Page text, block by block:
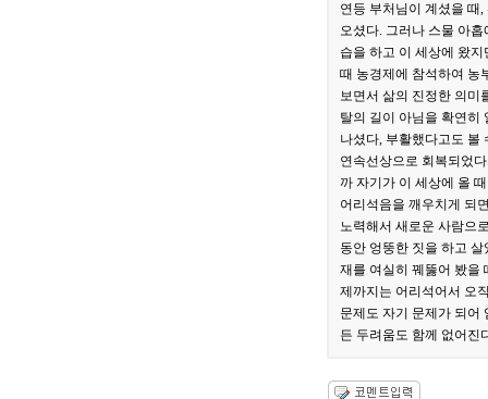
연등 부처님이 계셨을 때
오셨다. 그러나 스물 아
습을 하고 이 세상에 왔
때 농경제에 참석하여 농
보면서 삶의 진정한 의미
탈의 길이 아님을 확연히
나셨다, 부활했다고도 볼
연속선상으로 회복되었
까 자기가 이 세상에 올
어리석음을 깨우치게 되
노력해서 새로운 사람으
동안 엉뚱한 짓을 하고
재를 여실히 꿰뚫어 봤을
제까지는 어리석어서 오
문제도 자기 문제가 되어
든 두려움도 함께 없어진